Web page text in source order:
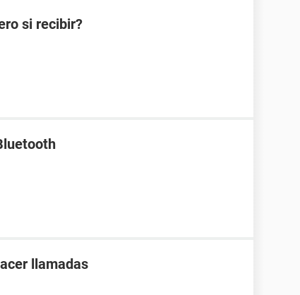
si recibir?
llamadas